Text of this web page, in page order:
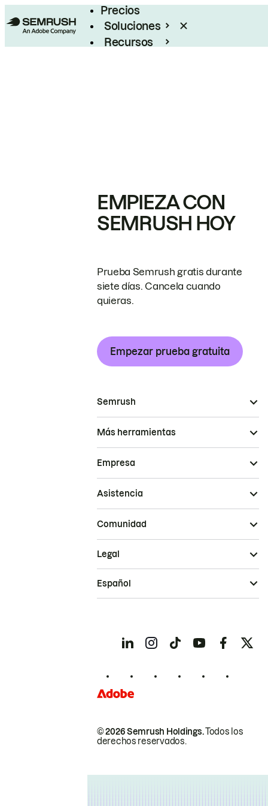
Precios
Soluciones
Recursos
EMPIEZA CON
SEMRUSH HOY
Prueba Semrush gratis durante
siete días. Cancela cuando
quieras.
Empezar prueba gratuita
Semrush
Más herramientas
Empresa
Asistencia
Comunidad
© 2026 Semrush Holdings.Todos los
derechos reservados.
Legal
Español